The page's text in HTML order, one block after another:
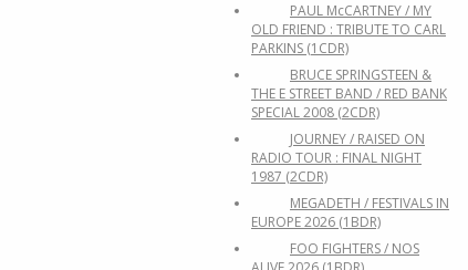
PAUL McCARTNEY / MY
OLD FRIEND : TRIBUTE TO CARL
PARKINS (1CDR)
BRUCE SPRINGSTEEN &
THE E STREET BAND / RED BANK
SPECIAL 2008 (2CDR)
JOURNEY / RAISED ON
RADIO TOUR : FINAL NIGHT
1987 (2CDR)
MEGADETH / FESTIVALS IN
EUROPE 2026 (1BDR)
FOO FIGHTERS / NOS